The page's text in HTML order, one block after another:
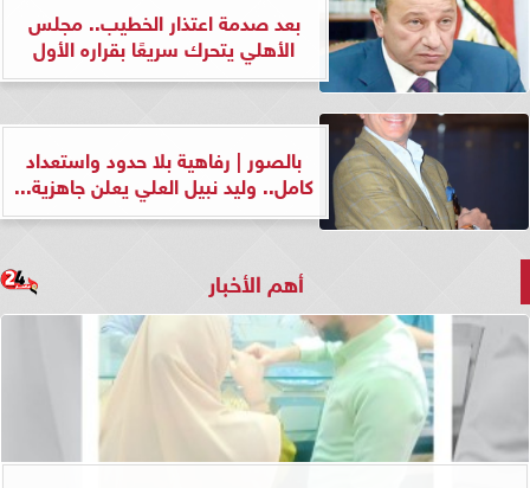
بعد صدمة اعتذار الخطيب.. مجلس
الأهلي يتحرك سريعًا بقراره الأول
بالصور | رفاهية بلا حدود واستعداد
كامل.. وليد نبيل العلي يعلن جاهزية...
أهم الأخبار